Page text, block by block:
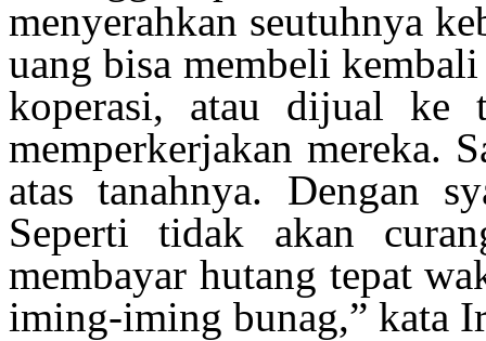
menyerahkan seutuhnya
uang bisa membeli
koperasi, atau dijual ke
memperkerjakan mereka.
atas tanahnya. Dengan
Seperti tidak akan
membayar hutang tepat
iming-iming bunag,” kata